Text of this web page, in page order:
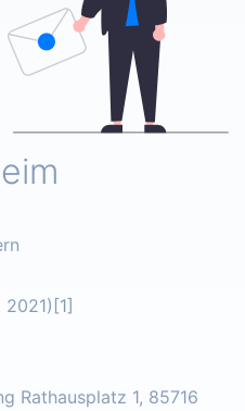
Rathausplatz 1, 85716